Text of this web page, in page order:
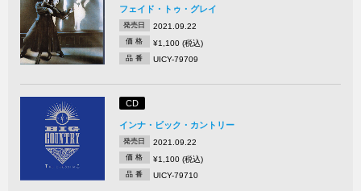
フェイド・トゥ・グレイ
発売日 2021.09.22
価 格 ¥1,100 (税込)
品 番 UICY-79709
CD
インナ・ビック・カントリー
発売日 2021.09.22
価 格 ¥1,100 (税込)
品 番 UICY-79710